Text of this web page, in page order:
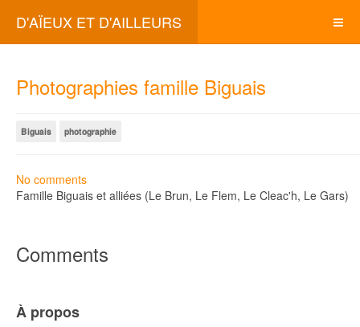
D'AÏEUX ET D'AILLEURS
Photographies famille Biguais
Biguais photographie
No comments
Famille Biguais et alliées (Le Brun, Le Flem, Le Cleac'h, Le Gars)
Comments
À propos